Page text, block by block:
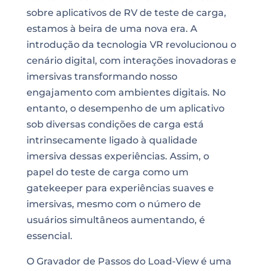
sobre aplicativos de RV de teste de carga,
estamos à beira de uma nova era. A
introdução da tecnologia VR revolucionou o
cenário digital, com interações inovadoras e
imersivas transformando nosso
engajamento com ambientes digitais. No
entanto, o desempenho de um aplicativo
sob diversas condições de carga está
intrinsecamente ligado à qualidade
imersiva dessas experiências. Assim, o
papel do teste de carga como um
gatekeeper para experiências suaves e
imersivas, mesmo com o número de
usuários simultâneos aumentando, é
essencial.
O Gravador de Passos do Load-View é uma